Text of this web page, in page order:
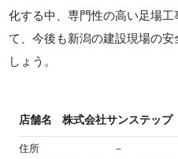
化する中、専門性の高い足場
て、今後も新潟の建設現場の
しょう。
店舗名 株式会社サンステップ
住所 －